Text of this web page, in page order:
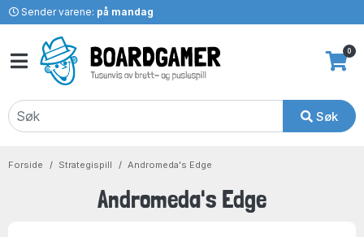
Sender varene: på mandag
Søk
0
Forside Strategispill Andromeda's Edge
Andromeda's Edge